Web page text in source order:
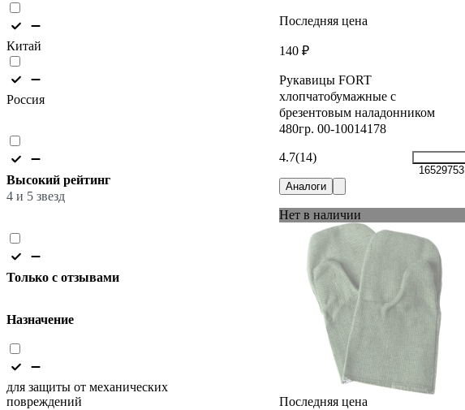
Китай
Россия
Высокий рейтинг
4 и 5 звезд
Только с отзывами
Назначение
для защиты от механических
повреждений
Последняя цена
140 ₽
Рукавицы FORT
хлопчатобумажные с
брезентовым наладонником
480гр. 00-10014178
4.7(14)
16529753
Аналоги
Нет в наличии
Последняя цена